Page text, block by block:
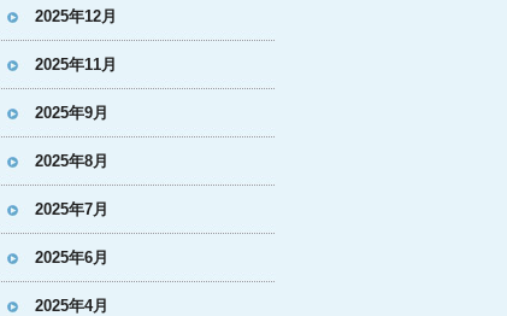
2025年12月
2025年11月
2025年9月
2025年8月
2025年7月
2025年6月
2025年4月